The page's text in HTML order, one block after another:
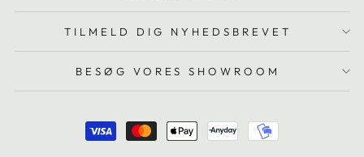
TILMELD DIG NYHEDSBREVET
BESØG VORES SHOWROOM